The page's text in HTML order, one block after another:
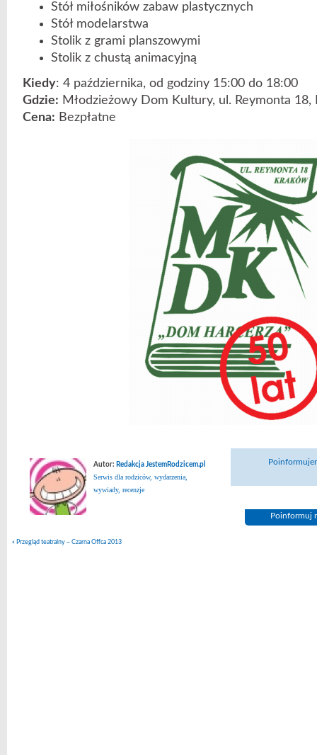
Stół miłośników zabaw plastycznych
Stół modelarstwa
Stolik z grami planszowymi
Stolik z chustą animacyjną
Kiedy: 4 października, od godziny 15:00 do 18:00
Gdzie: Młodzieżowy Dom Kultury, ul. Reymonta 18,
Cena: Bezpłatne
Autor: Redakcja JestemRodzicem.pl
Serwis dla rodziców, wydarzenia,
wywiady, recenzje
Poinformuj
« Przegląd teatralny – Czarna Offca 2013